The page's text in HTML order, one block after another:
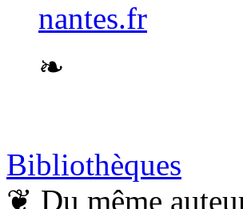
nantes.fr
❧
Bibliothèques
❦ Du même